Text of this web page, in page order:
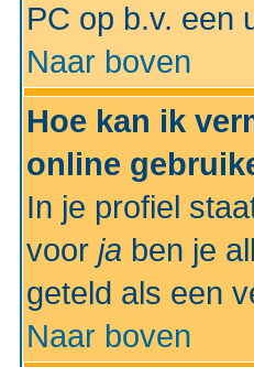
PC op b.v. een
Naar boven
Hoe kan ik
online
In je profiel
voor ja ben je
geteld als een
Naar boven